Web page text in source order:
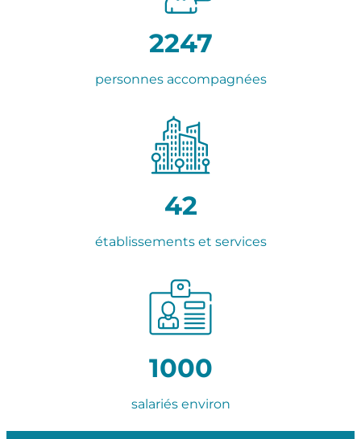
2247
personnes accompagnées
42
établissements et services
1000
salariés environ